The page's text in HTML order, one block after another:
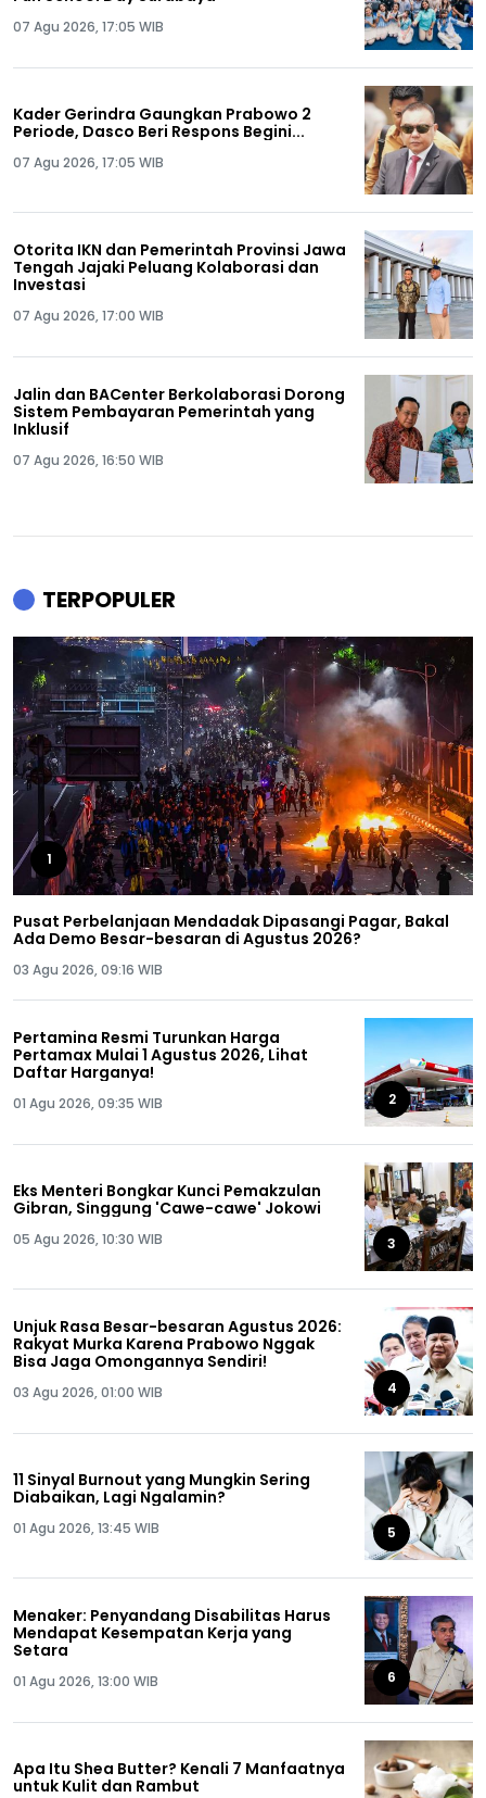
07 Agu 2026, 17:05 WIB
Kader Gerindra Gaungkan Prabowo 2
Periode, Dasco Beri Respons Begini...
07 Agu 2026, 17:05 WIB
Otorita IKN dan Pemerintah Provinsi Jawa
Tengah Jajaki Peluang Kolaborasi dan
Investasi
07 Agu 2026, 17:00 WIB
Jalin dan BACenter Berkolaborasi Dorong
Sistem Pembayaran Pemerintah yang
Inklusif
07 Agu 2026, 16:50 WIB
TERPOPULER
1
Pusat Perbelanjaan Mendadak Dipasangi Pagar, Bakal
Ada Demo Besar-besaran di Agustus 2026?
03 Agu 2026, 09:16 WIB
Pertamina Resmi Turunkan Harga
Pertamax Mulai 1 Agustus 2026, Lihat
Daftar Harganya!
01 Agu 2026, 09:35 WIB 2
Eks Menteri Bongkar Kunci Pemakzulan
Gibran, Singgung 'Cawe-cawe' Jokowi
05 Agu 2026, 10:30 WIB 3
Unjuk Rasa Besar-besaran Agustus 2026:
Rakyat Murka Karena Prabowo Nggak
Bisa Jaga Omongannya Sendiri!
03 Agu 2026, 01:00 WIB 4
11 Sinyal Burnout yang Mungkin Sering
Diabaikan, Lagi Ngalamin?
01 Agu 2026, 13:45 WIB 5
Menaker: Penyandang Disabilitas Harus
Mendapat Kesempatan Kerja yang
Setara
01 Agu 2026, 13:00 WIB 6
Apa Itu Shea Butter? Kenali 7 Manfaatnya
untuk Kulit dan Rambut